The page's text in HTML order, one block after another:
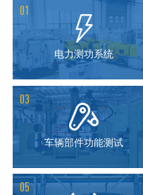
01
电力测功系统
03
车辆部件功能测试
05